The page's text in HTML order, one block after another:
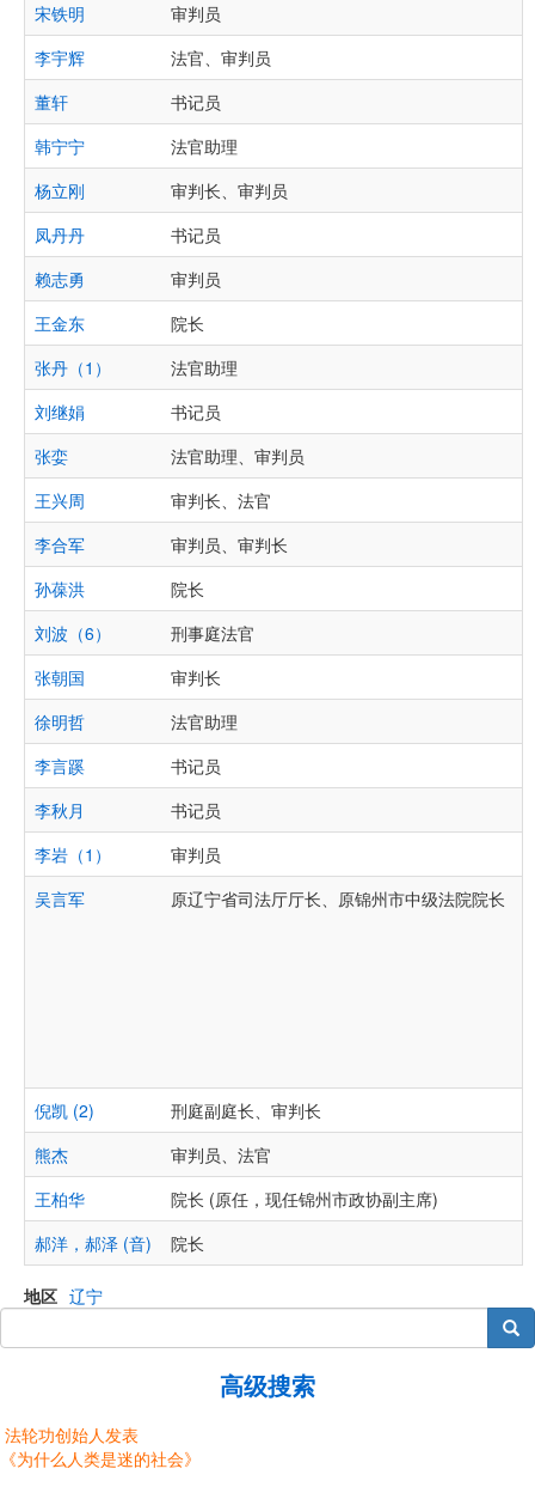
宋铁明
审判员
李宇辉
法官、审判员
董轩
书记员
韩宁宁
法官助理
杨立刚
审判长、审判员
凤丹丹
书记员
赖志勇
审判员
王金东
院长
张丹（1）
法官助理
刘继娟
书记员
张娈
法官助理、审判员
王兴周
审判长、法官
李合军
审判员、审判长
孙葆洪
院长
刘波（6）
刑事庭法官
张朝国
审判长
徐明哲
法官助理
李言蹊
书记员
李秋月
书记员
李岩（1）
审判员
吴言军
原辽宁省司法厅厅长、原锦州市中级法院院长
倪凯 (2) 刑庭副庭长、审判长
熊杰
审判员、法官
王柏华
院长 (原任，现任锦州市政协副主席)
郝洋，郝泽 (音)
院长
地区 辽宁
搜索
高级搜索
法轮功创始人发表
《为什么人类是迷的社会》